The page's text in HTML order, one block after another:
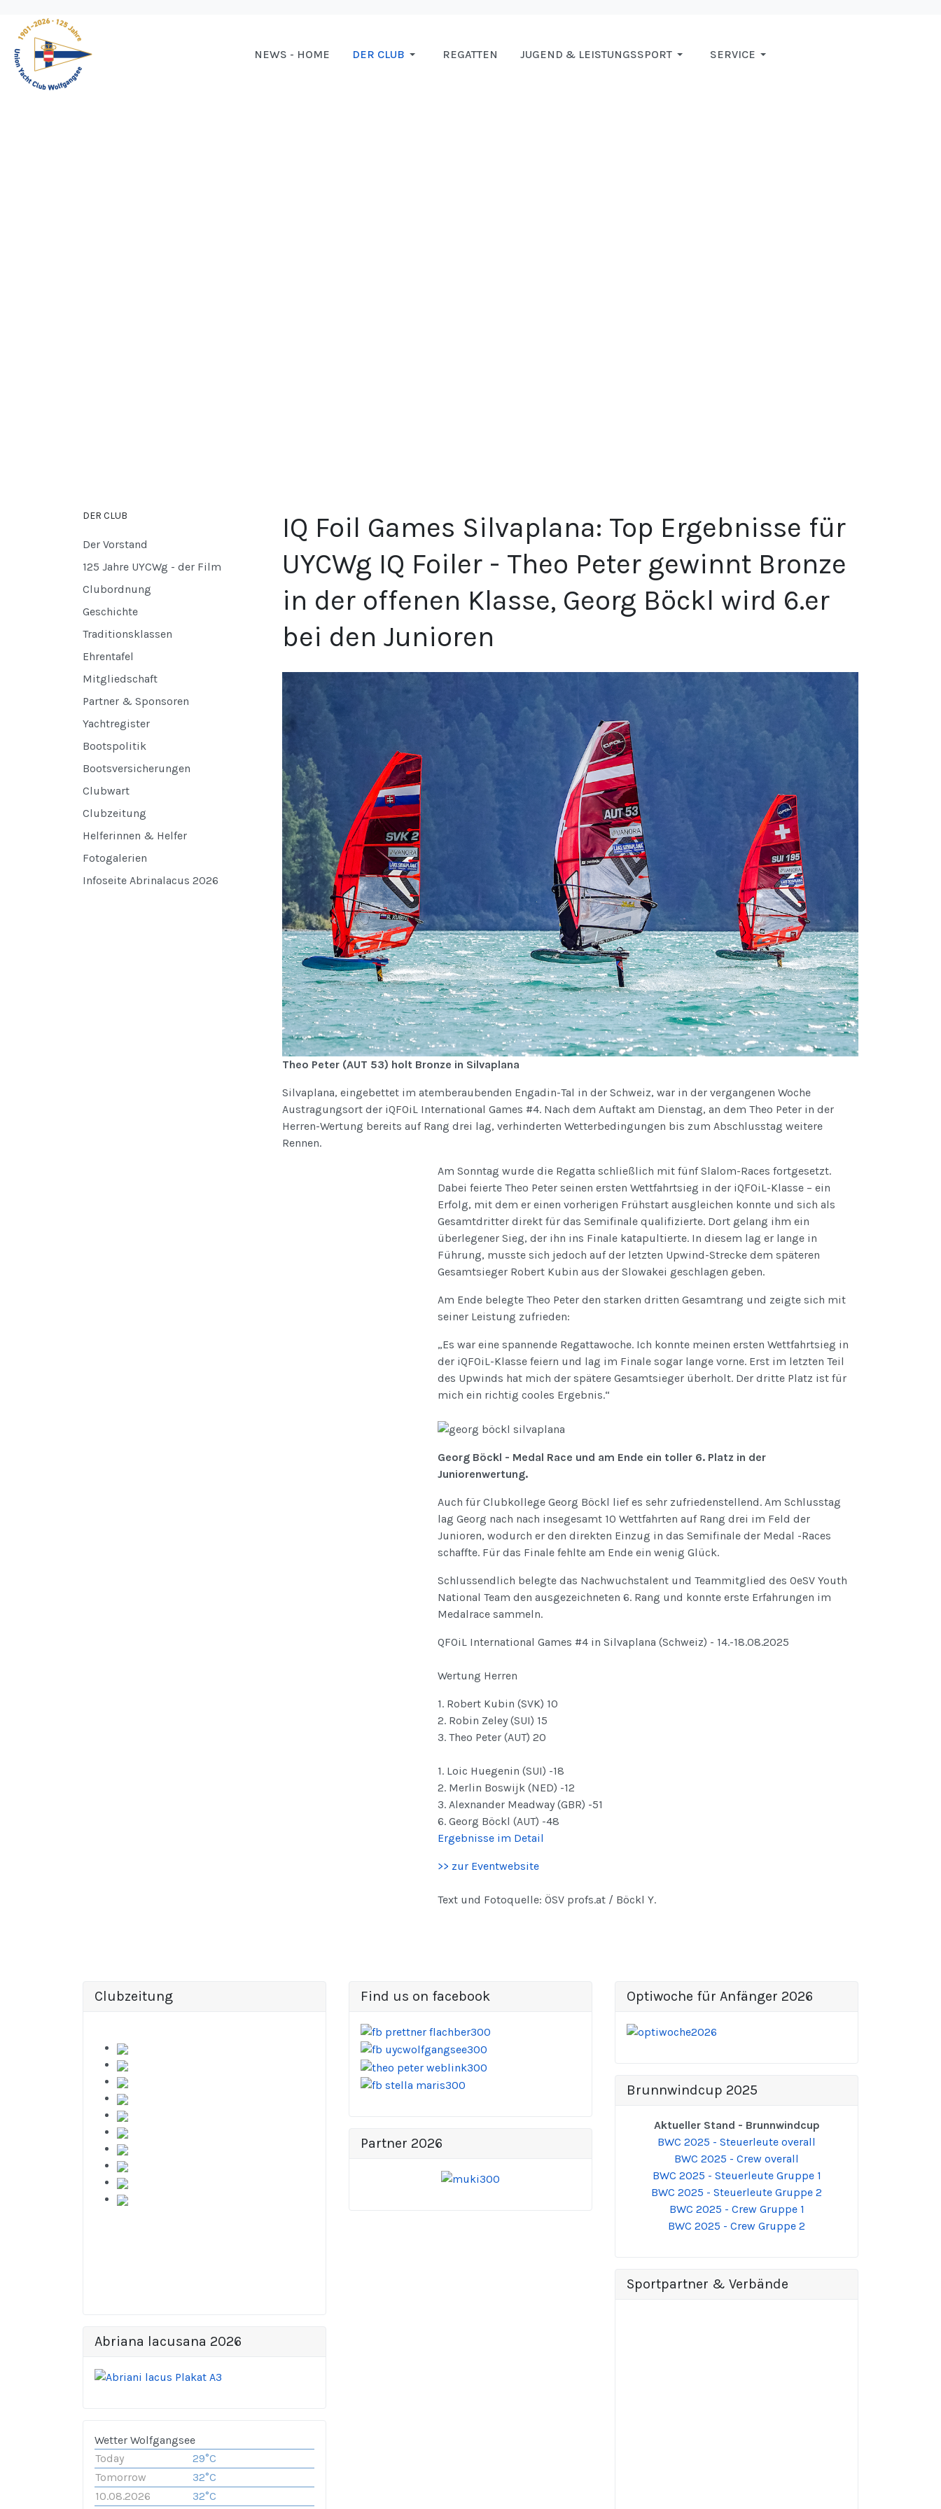
NEWS - HOME DER CLUB REGATTEN JUGEND & LEISTUNGSSPORT SERVICE
IQ Foil Games Silvaplana: Top Ergebnisse für
UYCWg IQ Foiler - Theo Peter gewinnt Bronze
in der offenen Klasse, Georg Böckl wird 6.er
bei den Junioren
Theo Peter (AUT 53) holt Bronze in Silvaplana
Silvaplana, eingebettet im atemberaubenden Engadin-Tal in der Schweiz, war in der vergangenen Woche
Austragungsort der iQFOiL International Games #4. Nach dem Auftakt am Dienstag, an dem Theo Peter in der
Herren-Wertung bereits auf Rang drei lag, verhinderten Wetterbedingungen bis zum Abschlusstag weitere
Rennen.
Am Sonntag wurde die Regatta schließlich mit fünf Slalom-Races fortgesetzt.
Dabei feierte Theo Peter seinen ersten Wettfahrtsieg in der iQFOiL-Klasse – ein
Erfolg, mit dem er einen vorherigen Frühstart ausgleichen konnte und sich als
Gesamtdritter direkt für das Semifinale qualifizierte. Dort gelang ihm ein
überlegener Sieg, der ihn ins Finale katapultierte. In diesem lag er lange in
Führung, musste sich jedoch auf der letzten Upwind-Strecke dem späteren
Gesamtsieger Robert Kubin aus der Slowakei geschlagen geben.
Am Ende belegte Theo Peter den starken dritten Gesamtrang und zeigte sich mit
seiner Leistung zufrieden:
„Es war eine spannende Regattawoche. Ich konnte meinen ersten Wettfahrtsieg in
der iQFOiL-Klasse feiern und lag im Finale sogar lange vorne. Erst im letzten Teil
des Upwinds hat mich der spätere Gesamtsieger überholt. Der dritte Platz ist für
mich ein richtig cooles Ergebnis.“
Georg Böckl - Medal Race und am Ende ein toller 6. Platz in der
Juniorenwertung.
Auch für Clubkollege Georg Böckl lief es sehr zufriedenstellend. Am Schlusstag
lag Georg nach nach insegesamt 10 Wettfahrten auf Rang drei im Feld der
Junioren, wodurch er den direkten Einzug in das Semifinale der Medal -Races
schaffte. Für das Finale fehlte am Ende ein wenig Glück.
Schlussendlich belegte das Nachwuchstalent und Teammitglied des OeSV Youth
National Team den ausgezeichneten 6. Rang und konnte erste Erfahrungen im
Medalrace sammeln.
QFOiL International Games #4 in Silvaplana (Schweiz) - 14.-18.08.2025
Wertung Herren
1. Robert Kubin (SVK) 10
2. Robin Zeley (SUI) 15
3. Theo Peter (AUT) 20
1. Loic Huegenin (SUI) -18
2. Merlin Boswijk (NED) -12
3. Alexnander Meadway (GBR) -51
6. Georg Böckl (AUT) -48
Ergebnisse im Detail
>> zur Eventwebsite
Text und Fotoquelle: ÖSV profs.at / Böckl Y.
DER CLUB
Der Vorstand
125 Jahre UYCWg - der Film
Clubordnung
Geschichte
Traditionsklassen
Ehrentafel
Mitgliedschaft
Partner & Sponsoren
Yachtregister
Bootspolitik
Bootsversicherungen
Clubwart
Clubzeitung
Helferinnen & Helfer
Fotogalerien
Infoseite Abrinalacus 2026
Clubzeitung
Abriana lacusana 2026
Wetter Wolfgangsee
Today
29°C
Tomorrow
32°C
10.08.2026
32°C
Find us on facebook
Partner 2026
Optiwoche für Anfänger 2026
Brunnwindcup 2025
Aktueller Stand - Brunnwindcup
BWC 2025 - Steuerleute overall
BWC 2025 - Crew overall
BWC 2025 - Steuerleute Gruppe 1
BWC 2025 - Steuerleute Gruppe 2
BWC 2025 - Crew Gruppe 1
BWC 2025 - Crew Gruppe 2
Sportpartner & Verbände